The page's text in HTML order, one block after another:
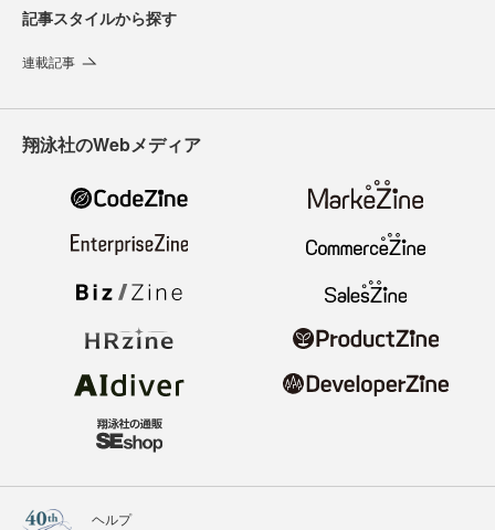
記事スタイルから探す
連載記事
翔泳社のWebメディア
ヘルプ